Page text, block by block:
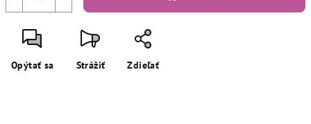
Opýtať sa Strážiť Zdieľať